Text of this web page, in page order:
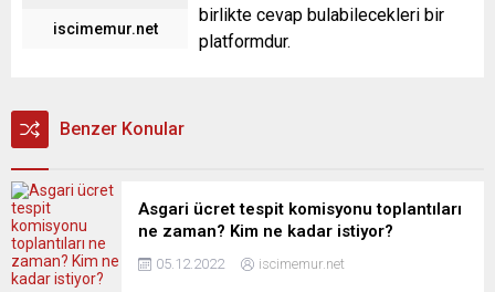
iscimemur.net
birlikte cevap bulabilecekleri bir
platformdur.
Benzer Konular
Asgari ücret tespit komisyonu toplantıları
ne zaman? Kim ne kadar istiyor?
05.12.2022 iscimemur.net